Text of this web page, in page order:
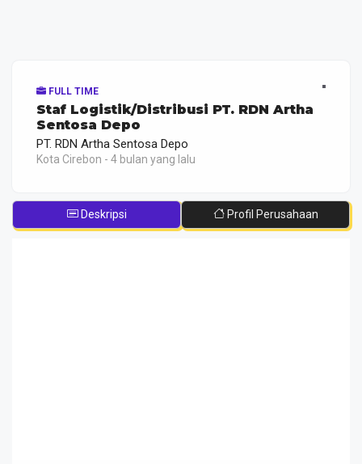
FULL TIME
Staf Logistik/Distribusi PT. RDN Artha
Sentosa Depo
PT. RDN Artha Sentosa Depo
Kota Cirebon - 4 bulan yang lalu
Deskripsi Profil Perusahaan